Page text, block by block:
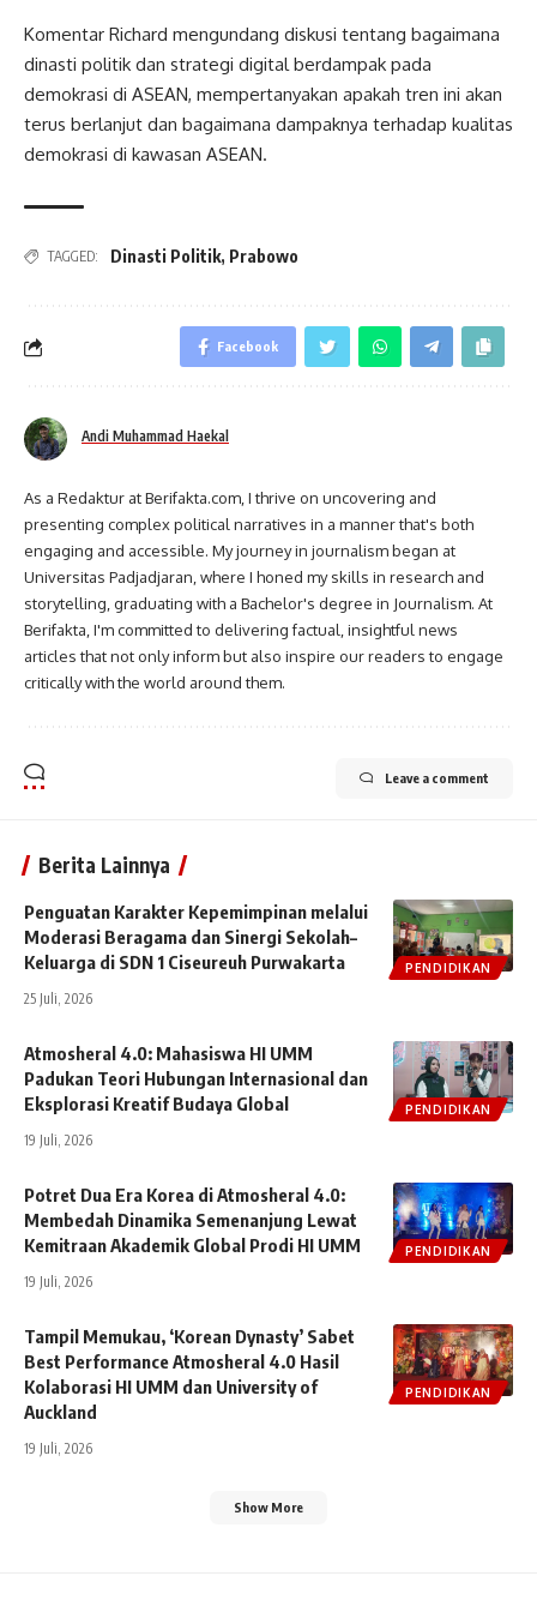
Komentar Richard mengundang diskusi tentang bagaimana
dinasti politik dan strategi digital berdampak pada
demokrasi di ASEAN, mempertanyakan apakah tren ini akan
terus berlanjut dan bagaimana dampaknya terhadap kualitas
demokrasi di kawasan ASEAN.
TAGGED: Dinasti Politik, Prabowo
Facebook
Andi Muhammad Haekal
As a Redaktur at Berifakta.com, I thrive on uncovering and
presenting complex political narratives in a manner that's both
engaging and accessible. My journey in journalism began at
Universitas Padjadjaran, where I honed my skills in research and
storytelling, graduating with a Bachelor's degree in Journalism. At
Berifakta, I'm committed to delivering factual, insightful news
articles that not only inform but also inspire our readers to engage
critically with the world around them.
Leave a comment
Berita Lainnya
PENDIDIKAN
Penguatan Karakter Kepemimpinan melalui
Moderasi Beragama dan Sinergi Sekolah–
Keluarga di SDN 1 Ciseureuh Purwakarta
25 Juli, 2026
PENDIDIKAN
Atmosheral 4.0: Mahasiswa HI UMM
Padukan Teori Hubungan Internasional dan
Eksplorasi Kreatif Budaya Global
19 Juli, 2026
PENDIDIKAN
Potret Dua Era Korea di Atmosheral 4.0:
Membedah Dinamika Semenanjung Lewat
Kemitraan Akademik Global Prodi HI UMM
19 Juli, 2026
PENDIDIKAN
Tampil Memukau, ‘Korean Dynasty’ Sabet
Best Performance Atmosheral 4.0 Hasil
Kolaborasi HI UMM dan University of
Auckland
19 Juli, 2026
Show More